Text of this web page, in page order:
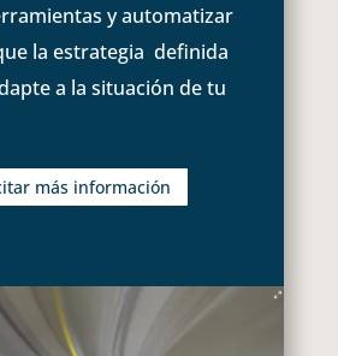
y automatizar
la estrategia definida
a la situación de tu
más información